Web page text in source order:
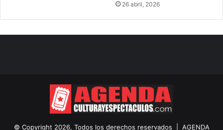
26 abril, 2026
© Copyright 2026, Todos los derechos reservados | AGENDA